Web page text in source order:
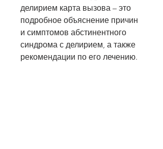
делирием карта вызова – это
подробное объяснение причин
и симптомов абстинентного
синдрома с делирием, а также
рекомендации по его лечению.